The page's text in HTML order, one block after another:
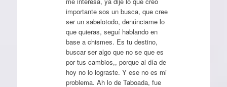
importante sos un busca, que cree
ser un sabelotodo, denúnciame lo
que quieras, seguí hablando en
base a chismes. Es tu destino,
buscar ser algo que no se que es
por tus cambios,, porque al día de
hoy no lo lograste. Y ese no es mi
problema. Ah lo de Taboada, fue